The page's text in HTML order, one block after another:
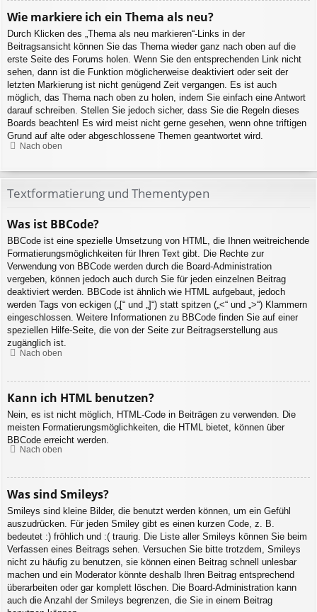
Wie markiere ich ein Thema als neu?
Durch Klicken des „Thema als neu markieren“-Links in der
Beitragsansicht können Sie das Thema wieder ganz nach oben auf die
erste Seite des Forums holen. Wenn Sie den entsprechenden Link nicht
sehen, dann ist die Funktion möglicherweise deaktiviert oder seit der
letzten Markierung ist nicht genügend Zeit vergangen. Es ist auch
möglich, das Thema nach oben zu holen, indem Sie einfach eine Antwort
darauf schreiben. Stellen Sie jedoch sicher, dass Sie die Regeln dieses
Boards beachten! Es wird meist nicht gerne gesehen, wenn ohne triftigen
Grund auf alte oder abgeschlossene Themen geantwortet wird.
Nach oben
Textformatierung und Thementypen
Was ist BBCode?
BBCode ist eine spezielle Umsetzung von HTML, die Ihnen weitreichende
Formatierungsmöglichkeiten für Ihren Text gibt. Die Rechte zur
Verwendung von BBCode werden durch die Board-Administration
vergeben, können jedoch auch durch Sie für jeden einzelnen Beitrag
deaktiviert werden. BBCode ist ähnlich wie HTML aufgebaut, jedoch
werden Tags von eckigen („[“ und „]“) statt spitzen („<“ und „>“) Klammern
eingeschlossen. Weitere Informationen zu BBCode finden Sie auf einer
speziellen Hilfe-Seite, die von der Seite zur Beitragserstellung aus
zugänglich ist.
Nach oben
Kann ich HTML benutzen?
Nein, es ist nicht möglich, HTML-Code in Beiträgen zu verwenden. Die
meisten Formatierungsmöglichkeiten, die HTML bietet, können über
BBCode erreicht werden.
Nach oben
Was sind Smileys?
Smileys sind kleine Bilder, die benutzt werden können, um ein Gefühl
auszudrücken. Für jeden Smiley gibt es einen kurzen Code, z. B.
bedeutet :) fröhlich und :( traurig. Die Liste aller Smileys können Sie beim
Verfassen eines Beitrags sehen. Versuchen Sie bitte trotzdem, Smileys
nicht zu häufig zu benutzen, sie können einen Beitrag schnell unlesbar
machen und ein Moderator könnte deshalb Ihren Beitrag entsprechend
überarbeiten oder gar komplett löschen. Die Board-Administration kann
auch die Anzahl der Smileys begrenzen, die Sie in einem Beitrag